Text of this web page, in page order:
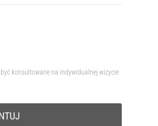
konsultowane na indywidualnej wizycie